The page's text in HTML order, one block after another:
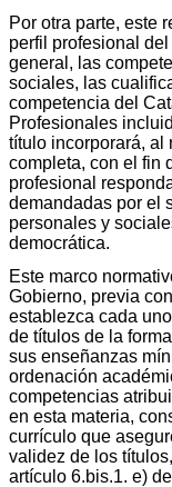
Por otra parte, este
perfil profesional
general, las
sociales, las
competencia del
Profesionales
título incorporará, al
completa, con el fin
profesional
demandadas por el
personales y
democrática.
Este marco
Gobierno, previa
establezca cada
de títulos de la
sus enseñanzas
ordenación
competencias
en esta materia,
currículo que
validez de los
artículo 6.bis.1. e)